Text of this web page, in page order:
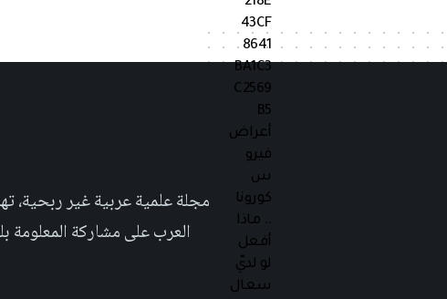
العرب على مشاركة المعلومة بلغتهم الأم٬ حتى تأخد هذه اللغة دوراً اكبر على صعيد